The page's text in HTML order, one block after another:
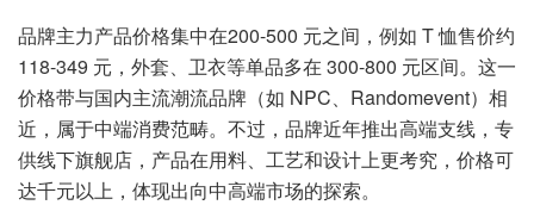
品牌主力产品价格集中在200-500 元之间，例如 T 恤售价约
118-349 元，外套、卫衣等单品多在 300-800 元区间。这一
价格带与国内主流潮流品牌（如 NPC、Randomevent）相
近，属于中端消费范畴。不过，品牌近年推出高端支线，专
供线下旗舰店，产品在用料、工艺和设计上更考究，价格可
达千元以上，体现出向中高端市场的探索。